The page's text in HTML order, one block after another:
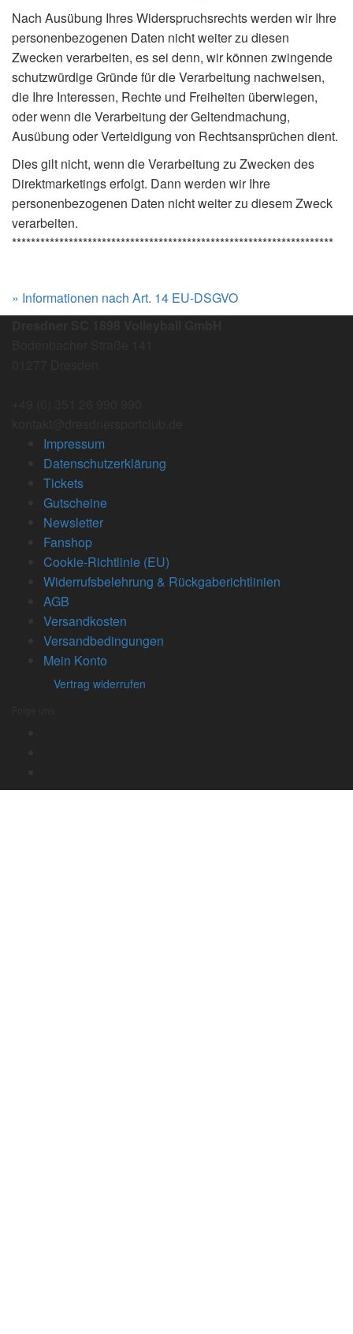
Nach Ausübung Ihres Widerspruchsrechts werden wir Ihre
personenbezogenen Daten nicht weiter zu diesen
Zwecken verarbeiten, es sei denn, wir können zwingende
schutzwürdige Gründe für die Verarbeitung nachweisen,
die Ihre Interessen, Rechte und Freiheiten überwiegen,
oder wenn die Verarbeitung der Geltendmachung,
Ausübung oder Verteidigung von Rechtsansprüchen dient.
Dies gilt nicht, wenn die Verarbeitung zu Zwecken des
Direktmarketings erfolgt. Dann werden wir Ihre
personenbezogenen Daten nicht weiter zu diesem Zweck
verarbeiten.
********************************************************************
» Informationen nach Art. 14 EU-DSGVO
Impressum
Datenschutzerklärung
Tickets
Gutscheine
Newsletter
Fanshop
Cookie-Richtlinie (EU)
Widerrufsbelehrung & Rückgaberichtlinien
AGB
Versandkosten
Versandbedingungen
Mein Konto
Vertrag widerrufen